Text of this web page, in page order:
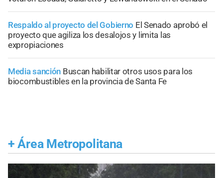
Respaldo al proyecto del Gobierno El Senado aprobó el
proyecto que agiliza los desalojos y limita las
expropiaciones
Media sanción Buscan habilitar otros usos para los
biocombustibles en la provincia de Santa Fe
+ Área Metropolitana